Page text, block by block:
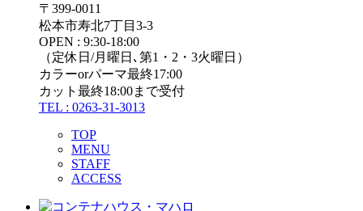
〒399-0011
松本市寿北7丁目3-3
OPEN : 9:30-18:00
（定休日/月曜日､第1・2・3火曜日）
カラーorパーマ最終17:00
カット最終18:00まで受付
TEL : 0263-31-3013
TOP
MENU
STAFF
ACCESS